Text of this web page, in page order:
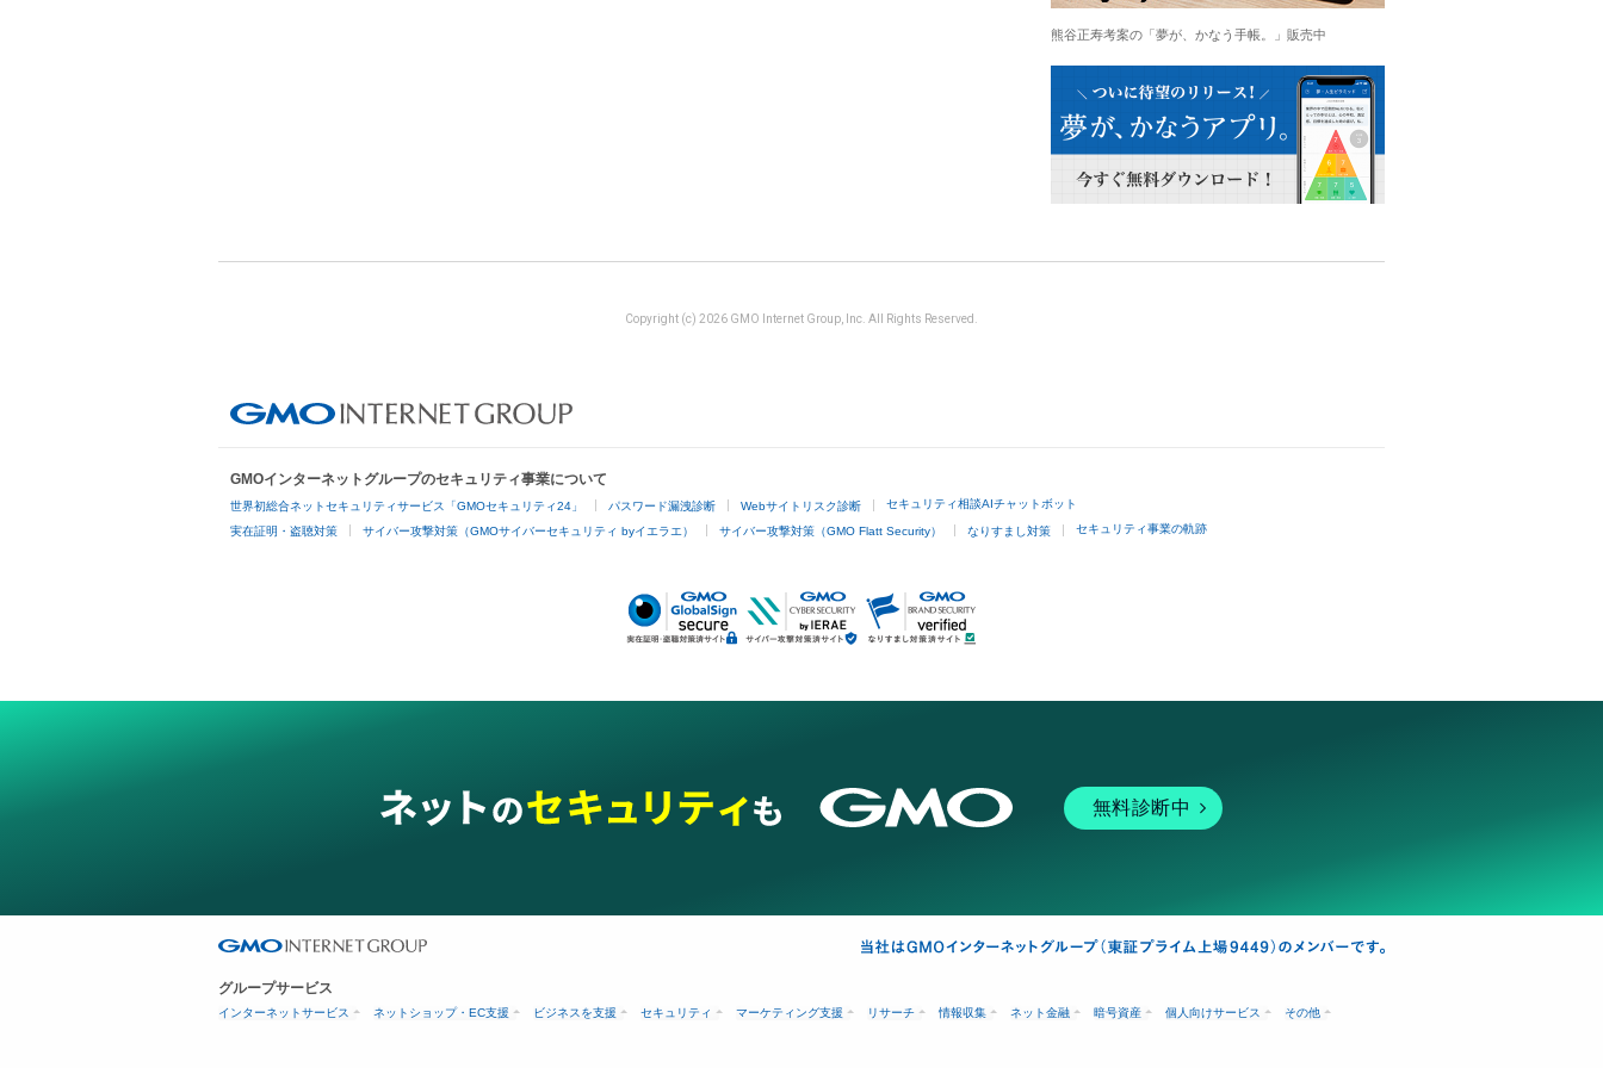
熊谷正寿考案の「夢が、かなう手帳。」販売中
Copyright (c) 2026 GMO Internet Group, Inc. All Rights Reserved.
GMOインターネットグループのセキュリティ事業について
世界初総合ネットセキュリティサービス「GMOセキュリティ24」 パスワード漏洩診断 Webサイトリスク診断 セキュリティ相談AIチャットボット
実在証明・盗聴対策 サイバー攻撃対策（GMOサイバーセキュリティ byイエラエ） サイバー攻撃対策（GMO Flatt Security） なりすまし対策 セキュリティ事業の軌跡
無料診断中
グループサービス
インターネットサービス ネットショップ・EC支援 ビジネスを支援 セキュリティ マーケティング支援 リサーチ 情報収集 ネット金融 暗号資産 個人向けサービス その他